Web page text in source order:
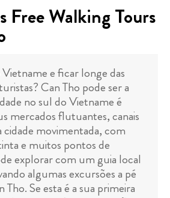
Free Walking Tours
e ficar longe das
Can Tho pode ser a
no sul do Vietname é
mercados flutuantes, canais
cidade movimentada, com
e muitos pontos de
explorar com um guia local
algumas excursões a pé
Se esta é a sua primeira